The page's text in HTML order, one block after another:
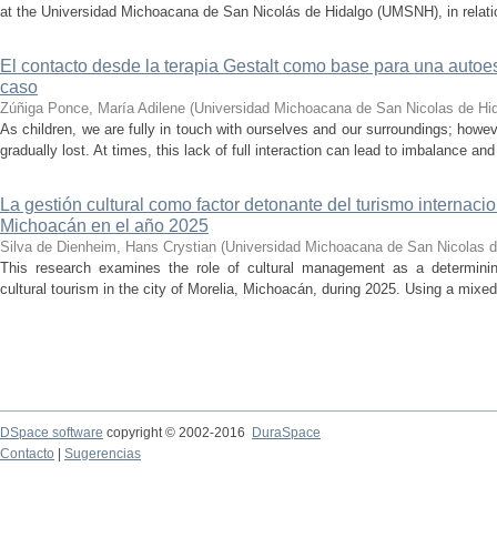
at the Universidad Michoacana de San Nicolás de Hidalgo (UMSNH), in
El contacto desde la terapia Gestalt como base para una
caso
Zúñiga Ponce, María Adilene (Universidad Michoacana de San Nicolas de
As children, we are fully in touch with ourselves and our surroundings;
gradually lost. At times, this lack of full interaction can lead to imbalance
La gestión cultural como factor detonante del turismo
Michoacán en el año 2025
Silva de Dienheim, Hans Crystian (Universidad Michoacana de San Nicolas
This research examines the role of cultural management as a
cultural tourism in the city of Morelia, Michoacán, during 2025. Using a
DSpace software copyright © 2002-2016
DuraSpace
Contacto
Sugerencias